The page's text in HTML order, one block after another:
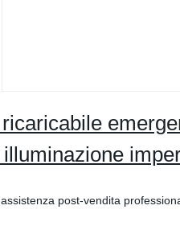
post-vendita